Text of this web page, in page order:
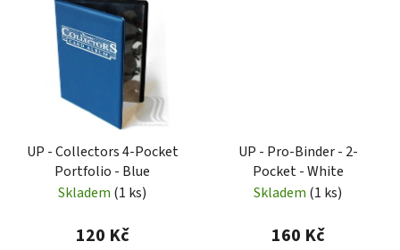
UP - Collectors 4-Pocket
Portfolio - Blue
Skladem (1 ks)
120 Kč
UP - Pro-Binder - 2-
Pocket - White
Skladem (1 ks)
160 Kč